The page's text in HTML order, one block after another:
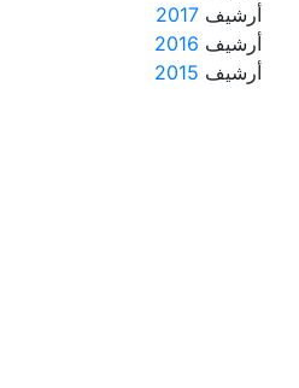
أرشيف 2017
أرشيف 2016
أرشيف 2015